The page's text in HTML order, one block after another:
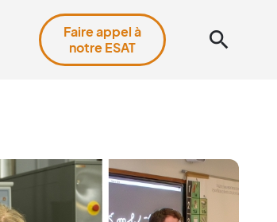
Faire appel à
notre ESAT
search